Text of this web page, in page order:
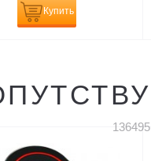
2.5D, Full
Glue, черное
Купить
136495